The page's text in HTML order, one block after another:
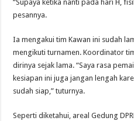
“Supaya ketika nanti pada hari H,
pesannya.
Ia mengakui tim Kawan ini sudah
mengikuti turnamen. Koordinator
dirinya sejak lama. “Saya rasa
kesiapan ini juga jangan lengah
sudah siap,” tuturnya.
Seperti diketahui, areal Gedung